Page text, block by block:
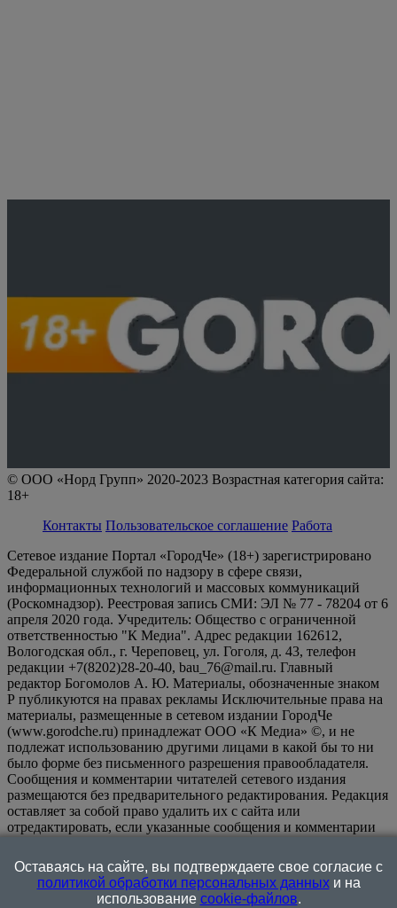
© ООО «Норд Групп» 2020-2023 Возрастная категория сайта:
18+
Контакты Пользовательское соглашение Работа
Сетевое издание Портал «ГородЧе» (18+) зарегистрировано
Федеральной службой по надзору в сфере связи,
информационных технологий и массовых коммуникаций
(Роскомнадзор). Реестровая запись СМИ: ЭЛ № 77 - 78204 от 6
апреля 2020 года. Учредитель: Общество с ограниченной
ответственностью "К Медиа". Адрес редакции 162612,
Вологодская обл., г. Череповец, ул. Гоголя, д. 43, телефон
редакции +7(8202)28-20-40, bau_76@mail.ru. Главный
редактор Богомолов А. Ю. Материалы, обозначенные знаком
Р публикуются на правах рекламы Исключительные права на
материалы, размещенные в сетевом издании ГородЧе
(www.gorodche.ru) принадлежат ООО «К Медиа» ©, и не
подлежат использованию другими лицами в какой бы то ни
было форме без письменного разрешения правообладателя.
Сообщения и комментарии читателей сетевого издания
размещаются без предварительного редактирования. Редакция
оставляет за собой право удалить их с сайта или
отредактировать, если указанные сообщения и комментарии
или нарушением иных требований закона.
информационном ресурсе применяются рекомендательные
технологии (информационные технологии предоставления
Оставаясь на сайте, вы подтверждаете свое согласие с
политикой обработки персональных данныхи на
использование cookie-файлов.